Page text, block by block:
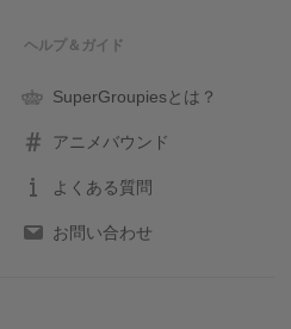
ヘルプ＆ガイド
SuperGroupiesとは？
アニメバウンド
よくある質問
お問い合わせ